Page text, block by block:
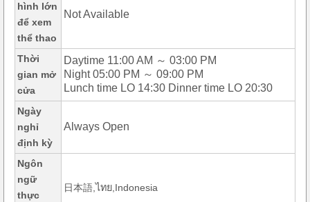
hình lớn
để xem
thể thao
Not Available
Thời
gian mở
cửa
Daytime 11:00 AM ～ 03:00 PM
Night 05:00 PM ～ 09:00 PM
Lunch time LO 14:30 Dinner time LO 20:30
Ngày
nghỉ
định kỳ
Always Open
Ngôn
ngữ
thực
日本語,ไทย,Indonesia